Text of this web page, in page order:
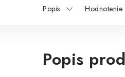
Popis Hodnotenie
Popis